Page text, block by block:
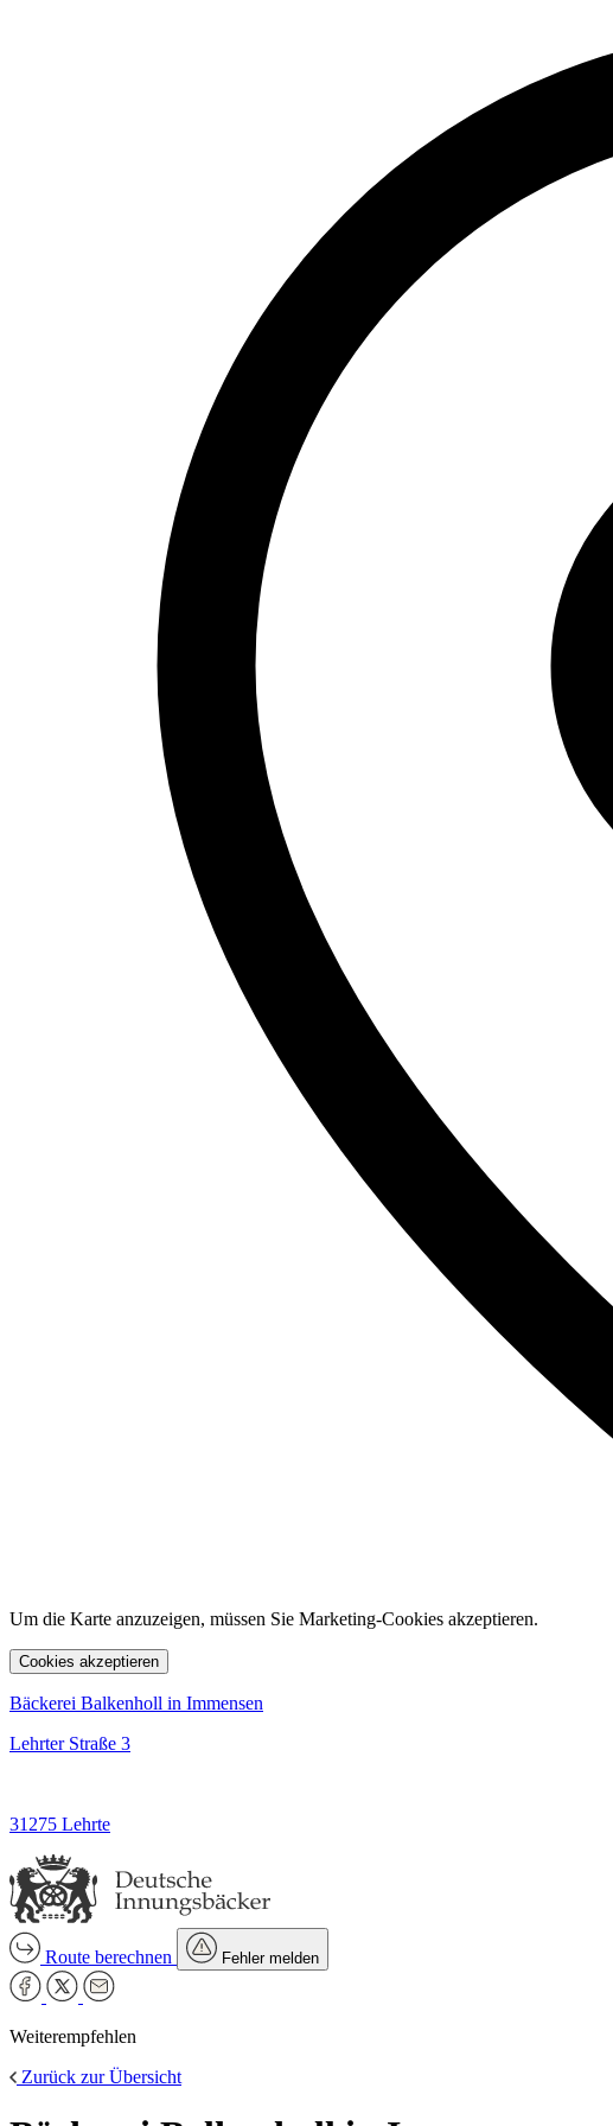
Um die Karte anzuzeigen, müssen Sie Marketing-Cookies akzeptieren.
Cookies akzeptieren
Bäckerei Balkenholl in Immensen
Lehrter Straße 3
31275 Lehrte
Route berechnen Fehler melden
Weiterempfehlen
Zurück zur Übersicht